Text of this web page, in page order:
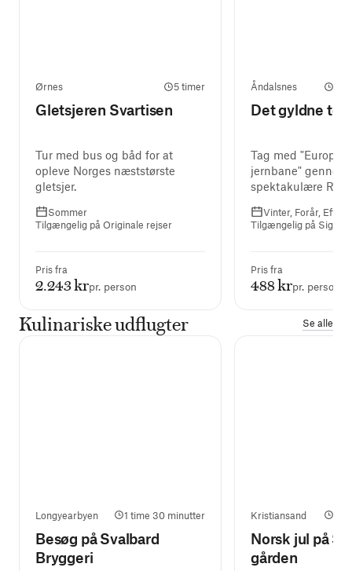
Ørnes 5 timer
Gletsjeren Svartisen
Tur med bus og båd for at
opleve Norges næststørste
gletsjer.
Sommer
Tilgængelig på Originale rejser
Pris fra
2.243 krpr. person
Åndalsnes
Det gyldne
Tag med "Europas
jernbane" gennem
spektakulære
Vinter, Forår,
Tilgængelig på
Pris fra
488 krpr. person
Kulinariske udflugter Se alle
Longyearbyen 1 time 30 minutter
Besøg på Svalbard
Bryggeri
Kristiansand
Norsk jul på
gården